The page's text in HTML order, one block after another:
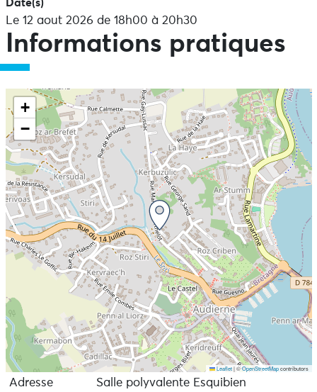
Date(s)
Le 12 aout 2026 de 18h00 à 20h30
Informations pratiques
+
−
Leaflet |©OpenStreetMapcontributors
Adresse
Salle polyvalente Esquibien